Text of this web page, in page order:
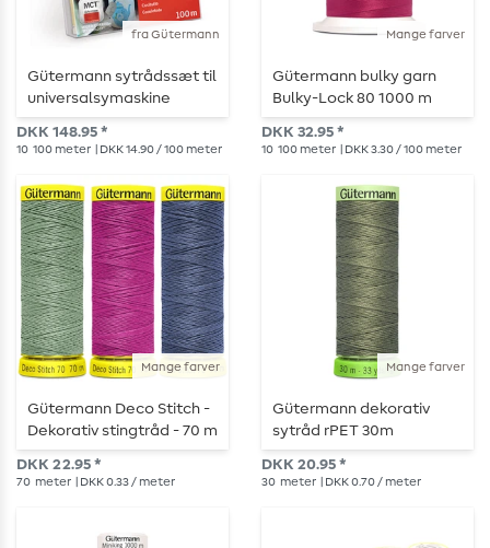
fra Gütermann
Gütermann sytrådssæt til
universalsymaskine
PASTELL
DKK 148.95 *
10 100 meter | DKK 14.90 / 100 meter
Mange farver
Gütermann bulky garn
Bulky-Lock 80 1000 m
DKK 32.95 *
10 100 meter | DKK 3.30 / 100 meter
Mange farver
Gütermann Deco Stitch -
Dekorativ stingtråd - 70 m
DKK 22.95 *
70 meter | DKK 0.33 / meter
Mange farver
Gütermann dekorativ
sytråd rPET 30m
DKK 20.95 *
30 meter | DKK 0.70 / meter